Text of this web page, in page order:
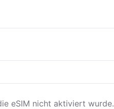
eSIM nicht aktiviert wurde.